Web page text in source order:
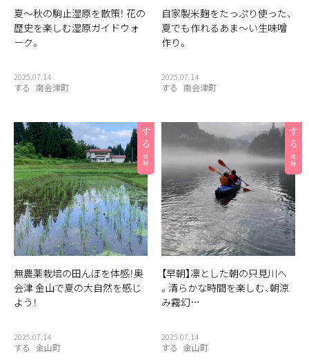
夏〜秋の駒止湿原を散策！ 花の
歴史を楽しむ湿原ガイドウォ
ーク。
2025.07.14
する 南会津町
自家製米麹をたっぷり使った、
夏でも作れるあま〜い生味噌
作り。
2025.07.14
する 南会津町
無農薬栽培の田んぼを体感！奥
会津 金山で夏の大自然を感じ
よう！
2025.07.14
する 金山町
【早朝】凛とした朝の只見川へ
。清らかな時間を楽しむ、朝涼
み霧幻…
2025.07.14
する 金山町